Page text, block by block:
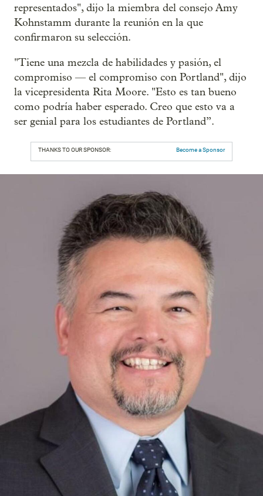
representados", dijo la miembra del consejo Amy
Kohnstamm durante la reunión en la que
confirmaron su selección.
"Tiene una mezcla de habilidades y pasión, el
compromiso — el compromiso con Portland", dijo
la vicepresidenta Rita Moore. "Esto es tan bueno
como podría haber esperado. Creo que esto va a
ser genial para los estudiantes de Portland”.
THANKS TO OUR SPONSOR: Become a Sponsor